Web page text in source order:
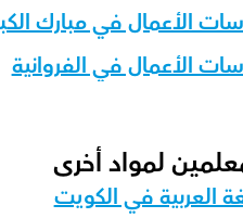
الأعمال في مبارك
الأعمال في الفروانية
لمواد أخرى
العربية في الكويت